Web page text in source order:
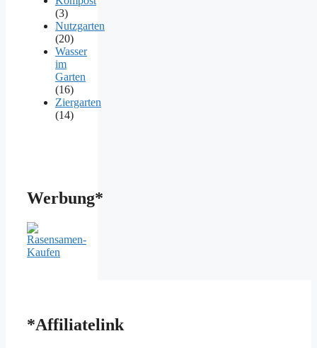
(3)
Nutzgarten
(20)
Wasser
im
Garten
(16)
Ziergarten
(14)
Werbung*
*Affiliatelink